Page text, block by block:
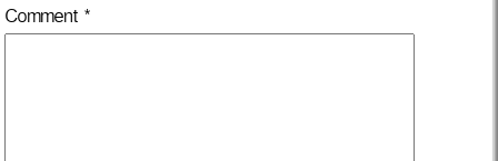
Comment *